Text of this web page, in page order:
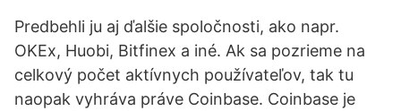
Predbehli ju aj ďalšie spoločnosti, ako napr.
OKEx, Huobi, Bitfinex a iné. Ak sa pozrieme na
celkový počet aktívnych používateľov, tak tu
naopak vyhráva práve Coinbase. Coinbase je